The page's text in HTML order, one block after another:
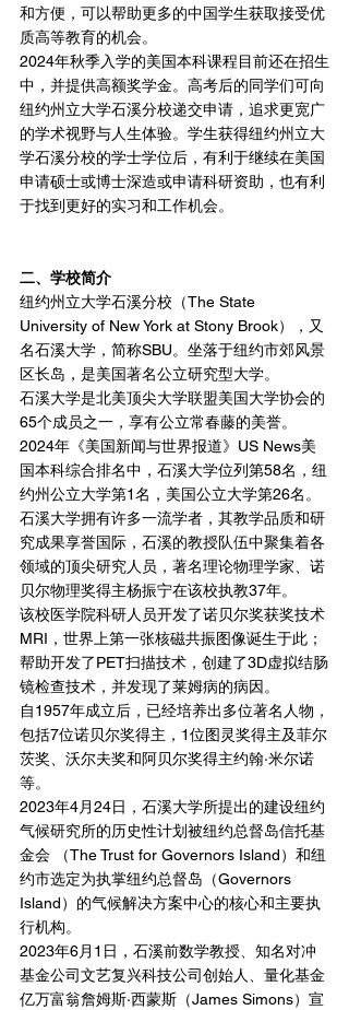
和方便，可以帮助更多的中国学生获取接受优
质高等教育的机会。
2024年秋季入学的美国本科课程目前还在招生
中，并提供高额奖学金。高考后的同学们可向
纽约州立大学石溪分校递交申请，追求更宽广
的学术视野与人生体验。学生获得纽约州立大
学石溪分校的学士学位后，有利于继续在美国
申请硕士或博士深造或申请科研资助，也有利
于找到更好的实习和工作机会。
二、学校简介
纽约州立大学石溪分校（The State
University of New York at Stony Brook），又
名石溪大学，简称SBU。坐落于纽约市郊风景
区长岛，是美国著名公立研究型大学。
石溪大学是北美顶尖大学联盟美国大学协会的
65个成员之一，享有公立常春藤的美誉。
2024年《美国新闻与世界报道》US News美
国本科综合排名中，石溪大学位列第58名，纽
约州公立大学第1名，美国公立大学第26名。
石溪大学拥有许多一流学者，其教学品质和研
究成果享誉国际，石溪的教授队伍中聚集着各
领域的顶尖研究人员，著名理论物理学家、诺
贝尔物理奖得主杨振宁在该校执教37年。
该校医学院科研人员开发了诺贝尔奖获奖技术
MRI，世界上第一张核磁共振图像诞生于此；
帮助开发了PET扫描技术，创建了3D虚拟结肠
镜检查技术，并发现了莱姆病的病因。
自1957年成立后，已经培养出多位著名人物，
包括7位诺贝尔奖得主，1位图灵奖得主及菲尔
茨奖、沃尔夫奖和阿贝尔奖得主约翰·米尔诺
等。
2023年4月24日，石溪大学所提出的建设纽约
气候研究所的历史性计划被纽约总督岛信托基
金会 （The Trust for Governors Island）和纽
约市选定为执掌纽约总督岛（Governors
Island）的气候解决方案中心的核心和主要执
行机构。
2023年6月1日，石溪前数学教授、知名对冲
基金公司文艺复兴科技公司创始人、量化基金
亿万富翁詹姆斯·西蒙斯（James Simons）宣